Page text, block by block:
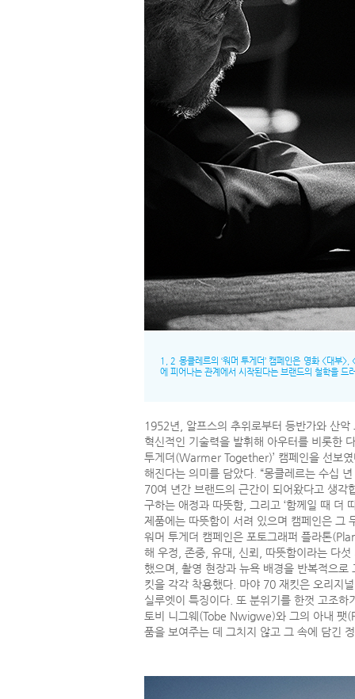
1, 2 몽클레르의 ‘워머 투게더’ 캠페인은 영화 <대부
에 피어나는 관계에서 시작된다는 브랜드의 철학을 드
1952년, 알프스의 추위로부터 등반가와 산
혁신적인 기술력을 발휘해 아우터를 비롯한
투게더(Warmer Together)’ 캠페인을 선보
해진다는 의미를 담았다. “몽클레르는 수십
70여 년간 브랜드의 근간이 되어왔다고 생
구하는 애정과 따뜻함, 그리고 ‘함께일 때 더
제품에는 따뜻함이 서려 있으며 캠페인은 그
워머 투게더 캠페인은 포토그래퍼 플라톤
해 우정, 존중, 유대, 신뢰, 따뜻함이라는 다
했으며, 촬영 현장과 뉴욕 배경을 반복적으
킷을 각각 착용했다. 마야 70 재킷은 오리지
실루엣이 특징이다. 또 분위기를 한껏 고조
토비 니그웨(Tobe Nwigwe)와 그의 아내 팻
품을 보여주는 데 그치지 않고 그 속에 담긴